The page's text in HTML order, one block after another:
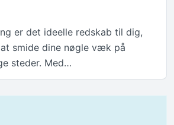
er det ideelle redskab til dig,
smide dine nøgle væk på
steder. Med…